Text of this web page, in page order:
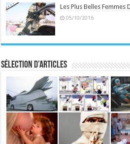
Les Plus Belles Femmes
05/10/2016
Sélection d’articles